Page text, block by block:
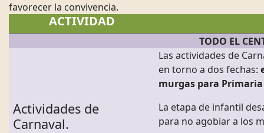
favorecer la convivencia.
ACTIVIDAD
TODO EL
Actividades de
Carnaval.
Las actividades de
en torno a dos fechas:
murgas para Primaria
La etapa de infantil
para no agobiar a los